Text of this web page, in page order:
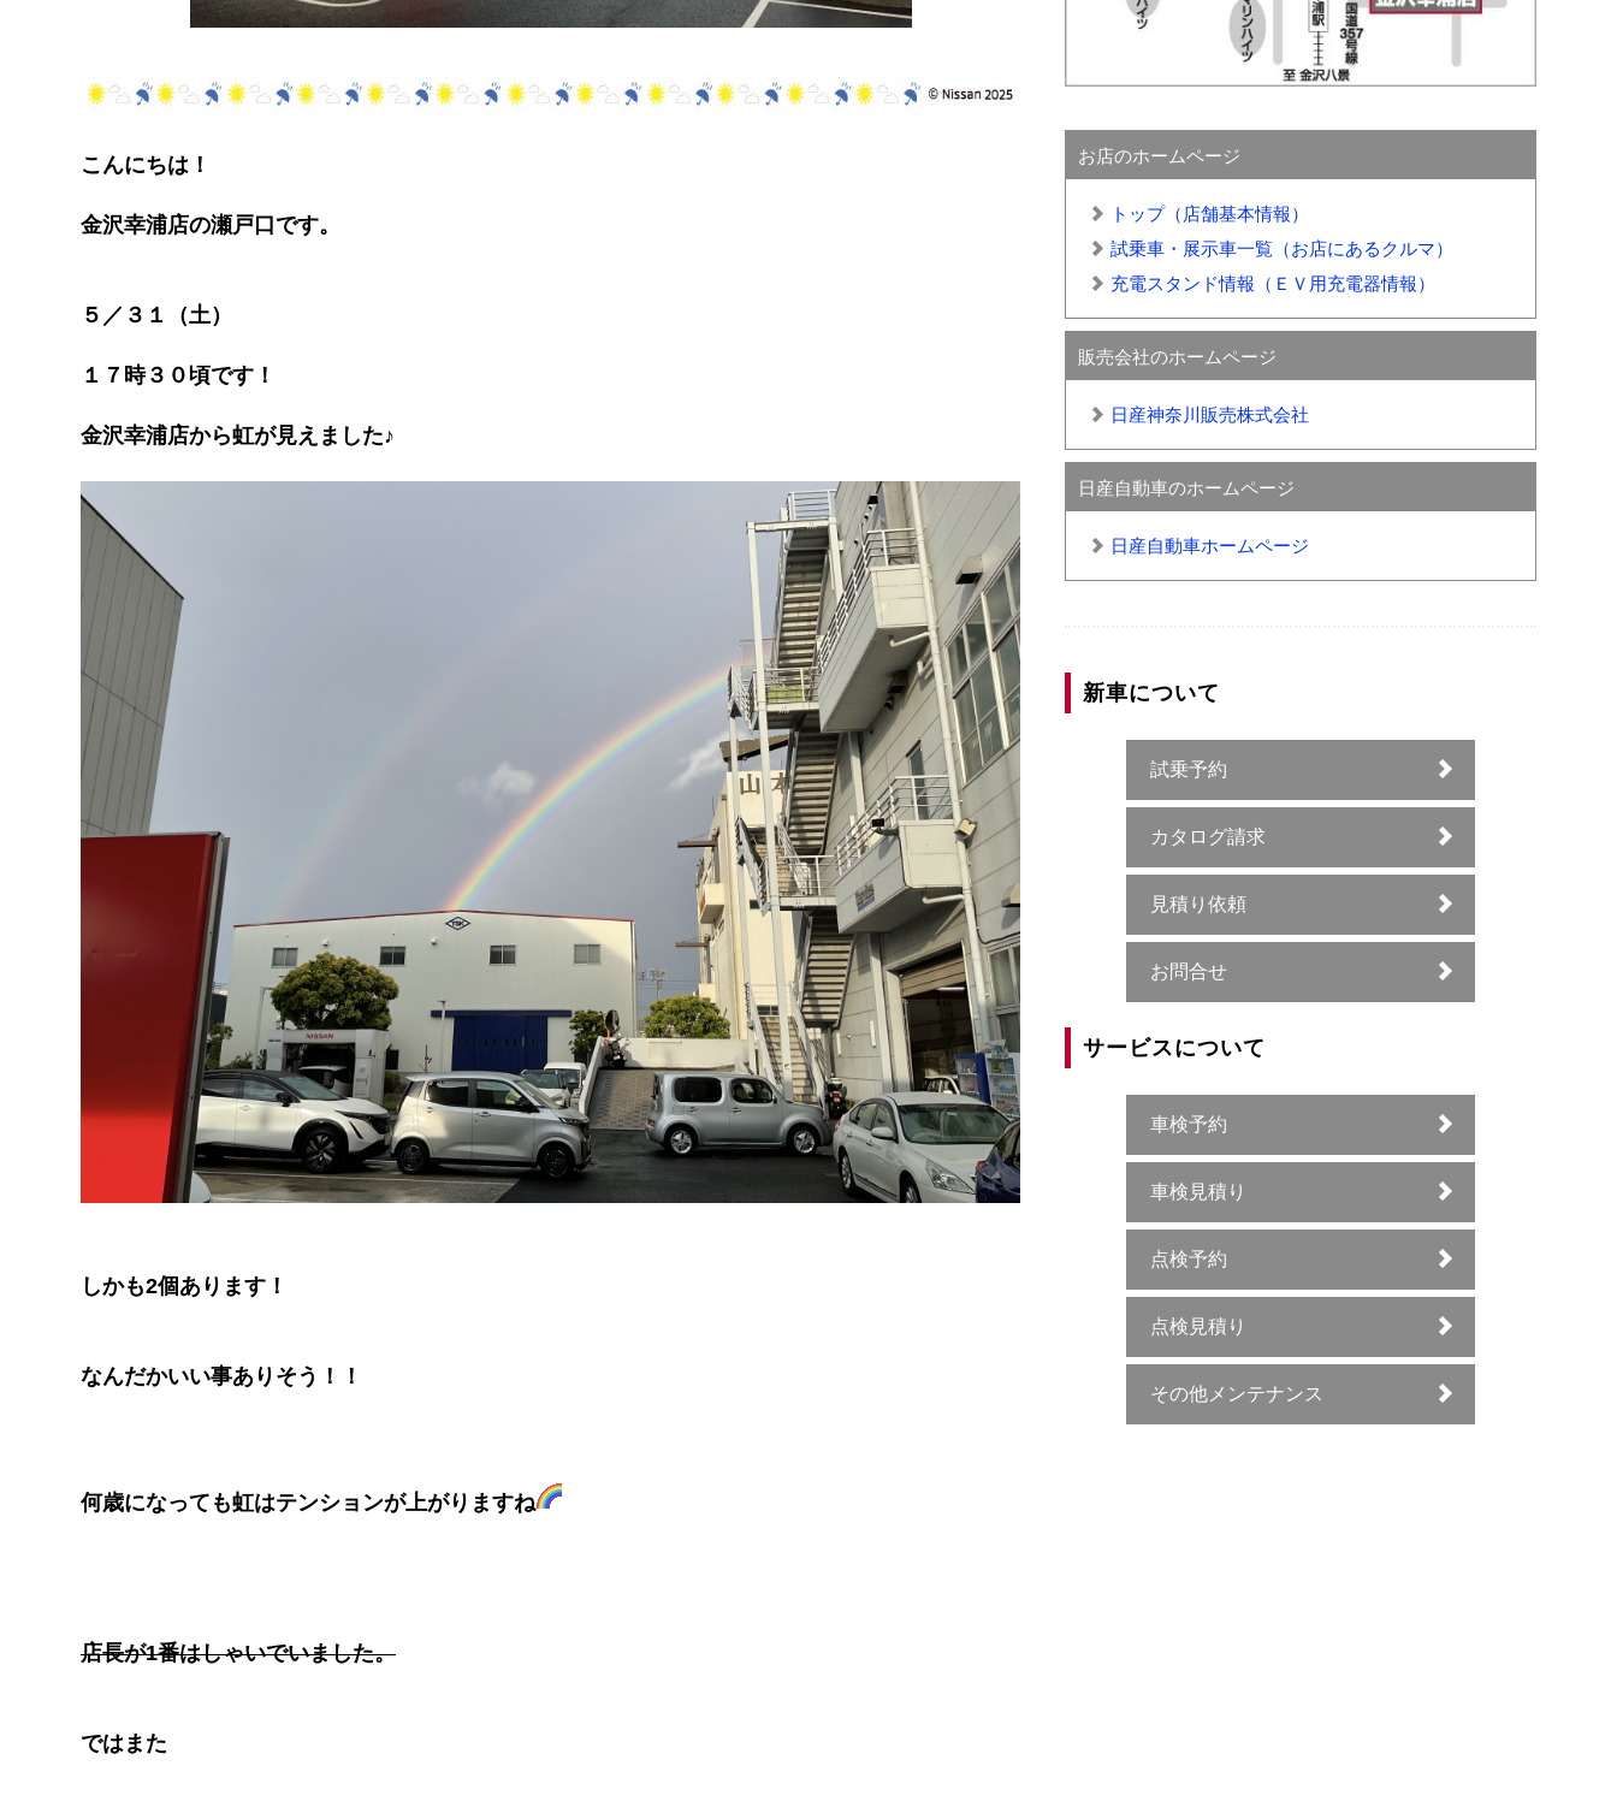
こんにちは！
金沢幸浦店の瀬戸口です。
５／３１（土）
１７時３０頃です！
金沢幸浦店から虹が見えました♪
しかも2個あります！
なんだかいい事ありそう！！
何歳になっても虹はテンションが上がりますね
店長が1番はしゃいでいました。
ではまた
お店のホームページ
トップ（店舗基本情報）
試乗車・展示車一覧（お店にあるクルマ）
充電スタンド情報（ＥＶ用充電器情報）
販売会社のホームページ
日産神奈川販売株式会社
日産自動車のホームページ
日産自動車ホームページ
新車について
試乗予約
カタログ請求
見積り依頼
お問合せ
サービスについて
車検予約
車検見積り
点検予約
点検見積り
その他メンテナンス